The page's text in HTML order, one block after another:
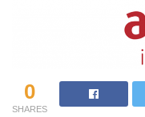
0
SHARES